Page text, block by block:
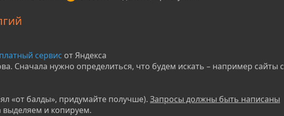
сервис от Яндекса
Сначала нужно определиться, что будем искать – например сайты с
«от балды», придумайте получше). Запросы должны быть написаны
и копируем.